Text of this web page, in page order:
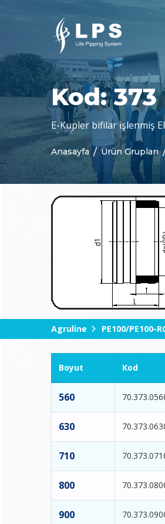
Kod: 373
E-Kupler bifilar işlenmiş
Anasayfa Ürün Grupları
Agruline PE100/PE100-
Boyut Kod
560
630
710
800
900
Hakkımızda
Misyon & Vizyon
Agruline
Yarı Mamul Ürünler
Purad
Özelleştirilmiş Parçalar
Bloglar
Sertifikalar